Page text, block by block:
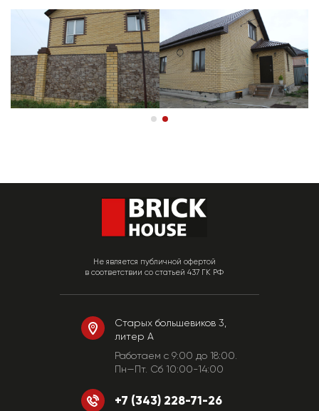
Не является публичной офертой
в соответствии со статьей 437 ГК РФ
Старых большевиков 3,
литер А
Работаем c 9:00 до 18:00.
Пн—Пт. Сб 10:00-14:00
+7 (343) 228-71-26